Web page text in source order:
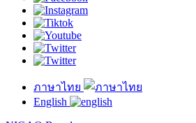
ภาษาไทย
English